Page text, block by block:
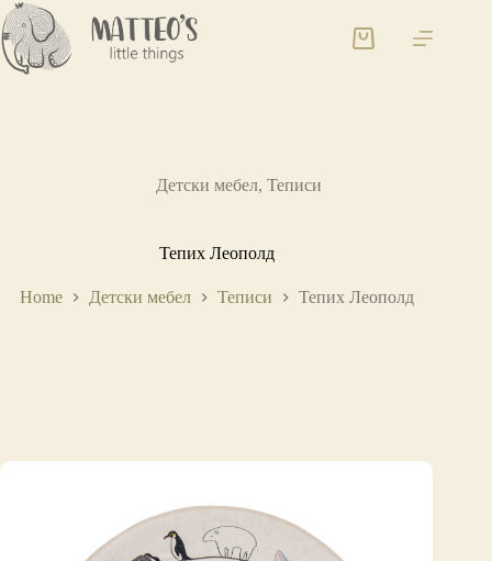
Детски мебел, Теписи
Тепих Леополд
Home Детски мебел Теписи Тепих Леополд